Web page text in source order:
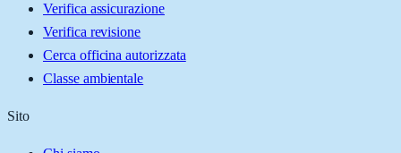
Verifica assicurazione
Verifica revisione
Cerca officina autorizzata
Classe ambientale
Sito